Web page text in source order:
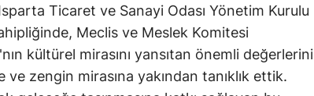
Ticaret ve Sanayi Odası Yönetim Kurulu
Meclis ve Meslek Komitesi
kültürel mirasını yansıtan önemli değerlerini
zengin mirasına yakından tanıklık ettik.